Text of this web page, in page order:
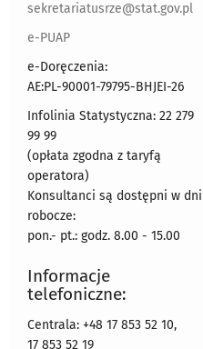
sekretariatusrze@stat.gov.pl
e-PUAP
e-Doręczenia:
AE:PL-90001-79795-BHJEI-26
Infolinia Statystyczna: 22 279
99 99
(opłata zgodna z taryfą
operatora)
Konsultanci są dostępni w dni
robocze:
pon.- pt.: godz. 8.00 - 15.00
Informacje
telefoniczne:
Centrala: +48 17 853 52 10,
17 853 52 19